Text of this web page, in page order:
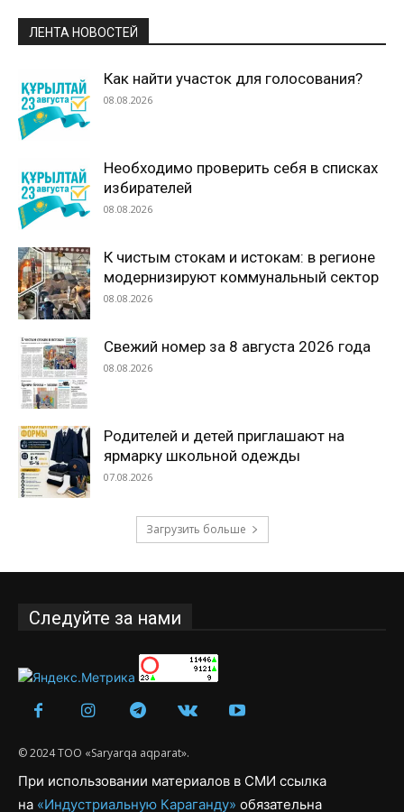
ЛЕНТА НОВОСТЕЙ
Как найти участок для голосования?
08.08.2026
Необходимо проверить себя в списках
избирателей
08.08.2026
К чистым стокам и истокам: в регионе
модернизируют коммунальный сектор
08.08.2026
Свежий номер за 8 августа 2026 года
08.08.2026
Родителей и детей приглашают на
ярмарку школьной одежды
07.08.2026
Загрузить больше
Следуйте за нами
© 2024 ТОО «Saryarqa aqparat».
При использовании материалов в СМИ ссылка
на «Индустриальную Караганду» обязательна